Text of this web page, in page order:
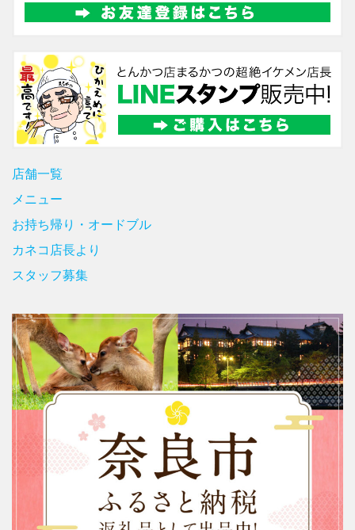
店舗一覧
メニュー
お持ち帰り・オードブル
カネコ店長より
スタッフ募集